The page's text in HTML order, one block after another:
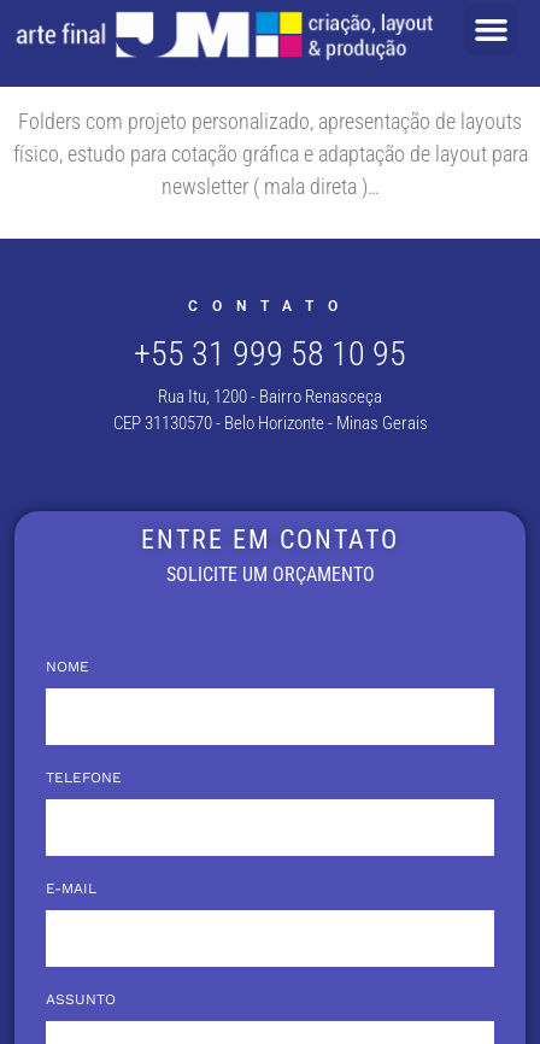
Folders com projeto personalizado, apresentação de layouts
físico, estudo para cotação gráfica e adaptação de layout para
newsletter ( mala direta )…
CONTATO
+55 31 999 58 10 95
Rua Itu, 1200 - Bairro Renasceça
CEP 31130570 - Belo Horizonte - Minas Gerais
ENTRE EM CONTATO
SOLICITE UM ORÇAMENTO
NOME
TELEFONE
E-MAIL
ASSUNTO